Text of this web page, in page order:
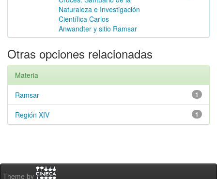
Naturaleza e Investigación
Científica Carlos
Anwandter y sitio Ramsar
Otras opciones relacionadas
Materia
1
Ramsar
1
Región XIV
Theme by